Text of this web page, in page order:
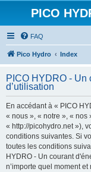
PICO
FAQ
Pico Hydro Index
PICO HYDRO - Un
d’utilisation
En accédant à « PICO
« nous », « notre », « nos
« http://picohydro.net »),
conditions suivantes. Si
toutes les conditions
HYDRO - Un courant
n’importe quel moment